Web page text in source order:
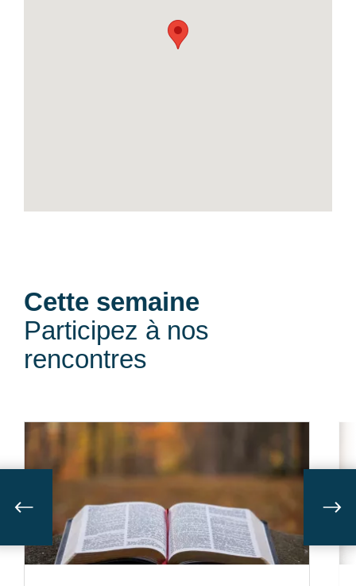
Cette semaine
Participez à nos
rencontres
Suivant